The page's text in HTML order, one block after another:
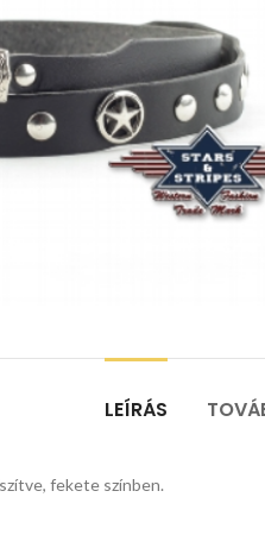
LEÍRÁS
fekete színben.